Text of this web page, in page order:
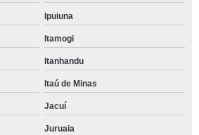
Ipuiuna
Itamogi
Itanhandu
Itaú de Minas
Jacuí
Juruaia